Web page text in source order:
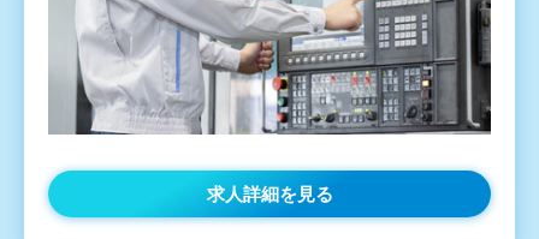
求人詳細を見る